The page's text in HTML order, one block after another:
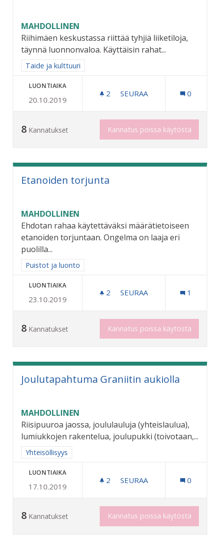
MAHDOLLINEN
Riihimäen keskustassa riittää tyhjiä liiketiloja,
täynnä luonnonvaloa. Käyttäisin rahat...
Rajaa tulokset aihepiirin mukaan: Taide ja kulttuuri
Taide ja kulttuuri
LUONTIAIKA
20.10.2019
2 2 SEURAAJAA
SEURAA 0
8 Kannatukset Kannatus poissa käytöstä
Etanoiden torjunta
MAHDOLLINEN
Ehdotan rahaa käytettäväksi määrätietoiseen
etanoiden torjuntaan. Ongelma on laaja eri
puolilla...
Rajaa tulokset aihepiirin mukaan: Puistot ja luonto
Puistot ja luonto
LUONTIAIKA
23.10.2019
2 2 SEURAAJAA
SEURAA 1
8 Kannatukset Kannatus poissa käytöstä
Joulutapahtuma Graniitin aukiolla
MAHDOLLINEN
Riisipuuroa jaossa, joululauluja (yhteislaulua),
lumiukkojen rakentelua, joulupukki (toivotaan,...
Rajaa tulokset aihepiirin mukaan: Yhteisöllisyys
Yhteisöllisyys
LUONTIAIKA
17.10.2019
2 2 SEURAAJAA
SEURAA 0
8 Kannatukset Kannatus poissa käytöstä